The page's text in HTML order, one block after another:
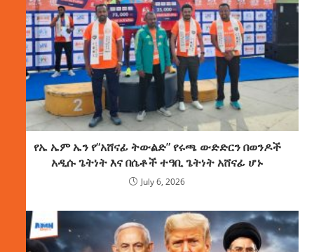
የኤ ኤም ኤን የ“አሸናፊ ትውልድ” የሩጫ ውድድርን በወንዶች
አዲሱ ጌትነት እና በሴቶች ተዓቢ ጌትነት አሸናፊ ሆኑ
July 6, 2026